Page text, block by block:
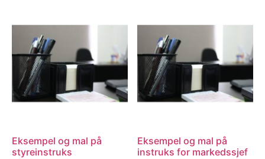
Eksempel og mal på
styreinstruks
Eksempel og mal på
instruks for markedssjef